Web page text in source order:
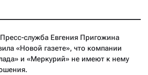
Пресс-служба Евгения Пригожина
«Новой газете», что компании
и «Меркурий» не имеют к нему